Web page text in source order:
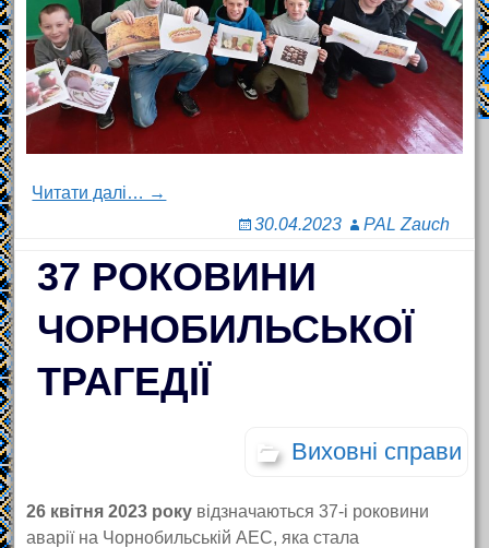
Читати далі… →
30.04.2023
PAL Zauch
37 РОКОВИНИ
ЧОРНОБИЛЬСЬКОЇ
ТРАГЕДІЇ
Виховні справи
26 квітня 2023 року відзначаються 37-і роковини
аварії на Чорнобильській АЕС, яка стала